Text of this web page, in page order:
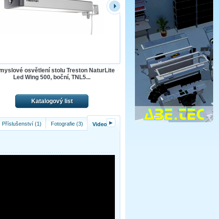
osvětlení stolu Treston NaturLite
Led Wing 500, boční, TNL5...
Katalogový list
►
Příslušenství (1) Fotografie (3) Video (1)